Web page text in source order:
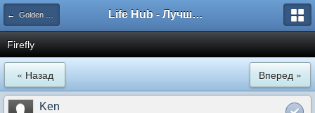
← Golden Globes представляет Life Hub - Лучшие компьютерные игры мира
Firefly
« Назад Вперед »
Ken